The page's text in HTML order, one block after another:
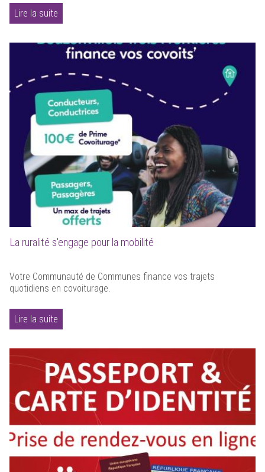
Lire la suite
La ruralité s'engage pour la mobilité
Votre Communauté de Communes finance vos trajets
quotidiens en covoiturage.
Lire la suite